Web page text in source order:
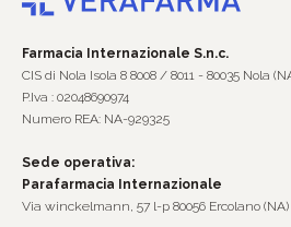
Farmacia Internazionale S.n.c.
CIS di Nola Isola 8 8008 / 8011 - 80035 Nola
P.Iva : 02048690974
Numero REA: NA-929325
Sede operativa:
Parafarmacia Internazionale
Via winckelmann, 57 l-p 80056 Ercolano (NA)